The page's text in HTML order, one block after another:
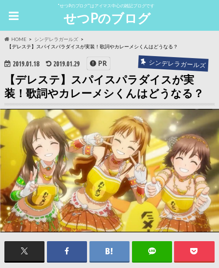
"せつPのブログ"はアイマス中心の雑記ブログです
せつPのブログ
HOME
シンデレラガールズ
【デレステ】スパイスパラダイスが実装！歌詞やカレーメシくんはどうなる？
2019.01.18 2019.01.29 シンデレラガールズ
PR
【デレステ】スパイスパラダイスが実
装！歌詞やカレーメシくんはどうなる？